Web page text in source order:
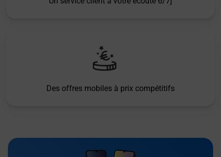
Des offres mobiles à prix compétitifs